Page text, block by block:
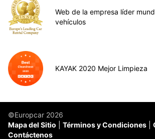
Web de la empresa líder
vehículos
KAYAK 2020 Mejor Limpieza
©Europcar 2026
Mapa del Sitio
Términos y Condiciones
Contáctenos